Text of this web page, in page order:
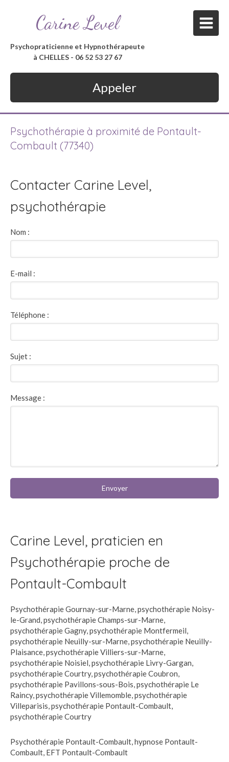
Carine Level
Psychopraticienne et Hypnothérapeute
à CHELLES - 06 52 53 27 67
Appeler
Psychothérapie à proximité de Pontault-
Combault (77340)
Contacter Carine Level,
psychothérapie
Nom :
E-mail :
Téléphone :
Sujet :
Message :
Envoyer
Carine Level, praticien en
Psychothérapie proche de
Pontault-Combault
Psychothérapie Gournay-sur-Marne,psychothérapie Noisy-
le-Grand,psychothérapie Champs-sur-Marne,
psychothérapie Gagny,psychothérapie Montfermeil,
psychothérapie Neuilly-sur-Marne,psychothérapie Neuilly-
Plaisance,psychothérapie Villiers-sur-Marne,
psychothérapie Noisiel,psychothérapie Livry-Gargan,
psychothérapie Courtry,psychothérapie Coubron,
psychothérapie Pavillons-sous-Bois,psychothérapie Le
Raincy,psychothérapie Villemomble,psychothérapie
Villeparisis,psychothérapie Pontault-Combault,
psychothérapie Courtry
Psychothérapie Pontault-Combault,hypnose Pontault-
Combault, EFT Pontault-Combault